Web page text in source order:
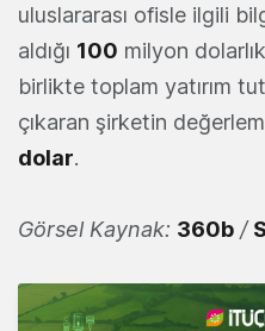
uluslararası ofisle ilgili
aldığı 100 milyon dolarlık
birlikte toplam yatırım
çıkaran şirketin
dolar.
Görsel Kaynak: 360b /